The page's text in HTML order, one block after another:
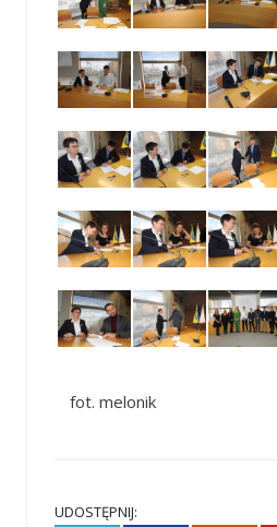
fot. melonik
UDOSTĘPNIJ: